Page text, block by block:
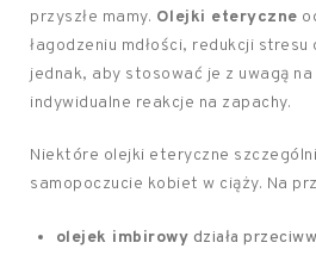
przyszłe mamy. Olejki eteryczne
łagodzeniu mdłości, redukcji
jednak, aby stosować je z uwagą
indywidualne reakcje na zapachy.
Niektóre olejki eteryczne
samopoczucie kobiet w ciąży. Na
olejek imbirowy działa